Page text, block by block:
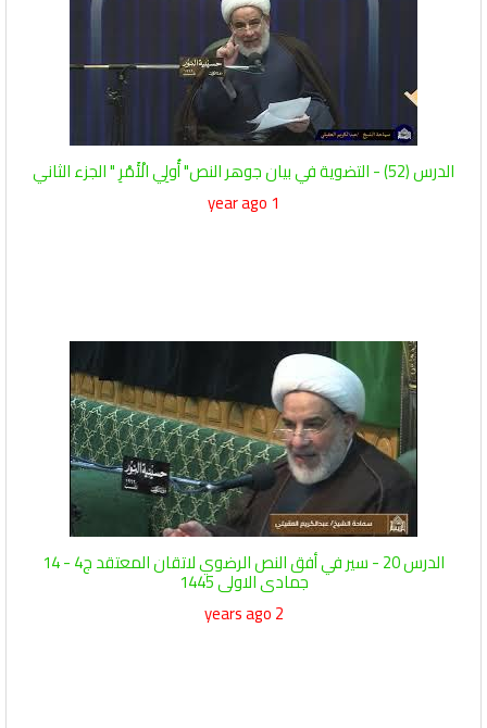
الدرس (52) - التضوية في بيان جوهر النص" أُولِي الْأَمْرِ " الجزء الثاني
1 year ago
الدرس 20 - سير في أفق النص الرضوي لاتقان المعتقد ج4 - 14
جمادى الاولى 1445
2 years ago